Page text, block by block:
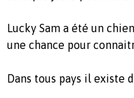
Lucky Sam a été un
une chance pour
Dans tous pays il existe